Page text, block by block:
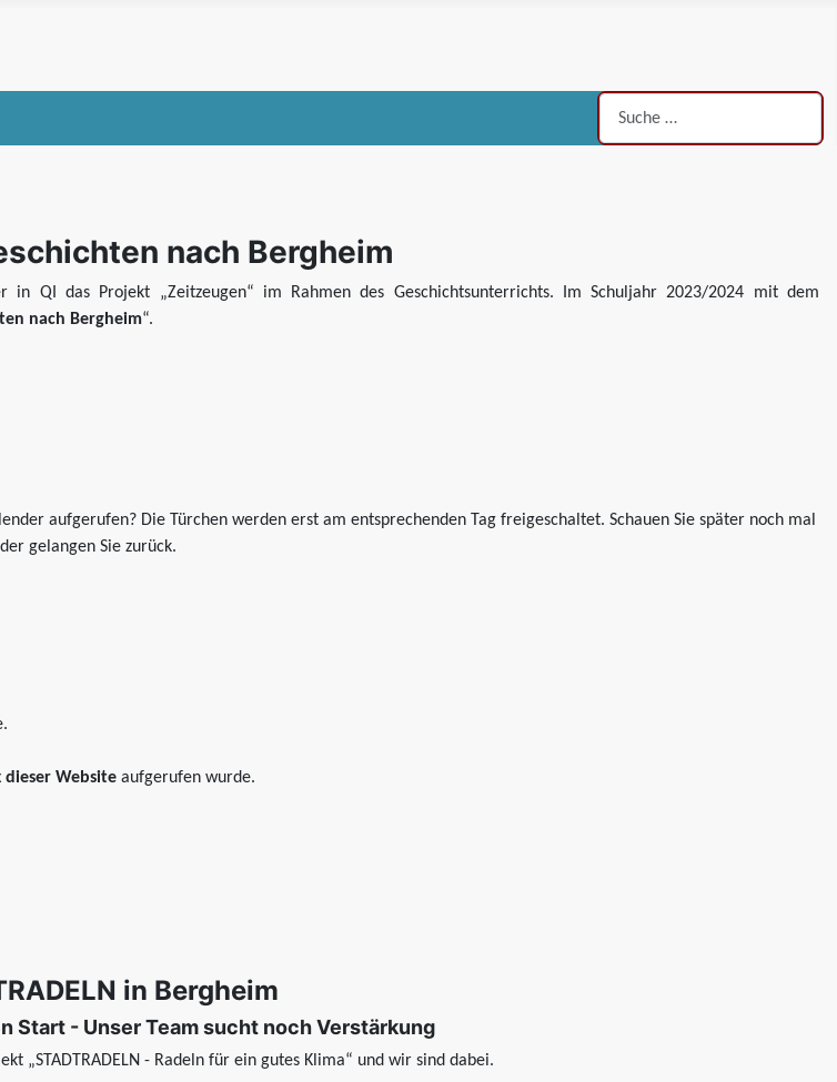
Suchen
nach Bergheim
QI das Projekt „Zeitzeugen“ im Rahmen des Geschichtsunterrichts. Im Schuljahr 2023/2024 mit dem
nach Bergheim“.
aufgerufen? Die Türchen werden erst am entsprechenden Tag freigeschaltet. Schauen Sie später noch mal
gelangen Sie zurück.
Website aufgerufen wurde.
in Bergheim
Start - Unser Team sucht noch Verstärkung
„STADTRADELN - Radeln für ein gutes Klima“ und wir sind dabei.